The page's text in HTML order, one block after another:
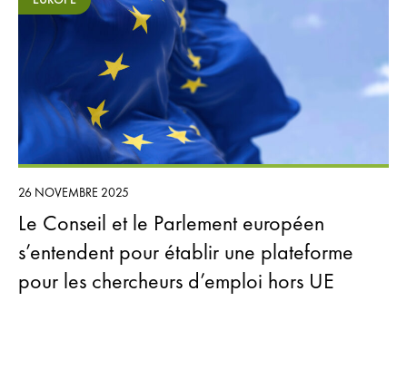
26 NOVEMBRE 2025
Le Conseil et le Parlement européen
s’entendent pour établir une plateforme
pour les chercheurs d’emploi hors UE